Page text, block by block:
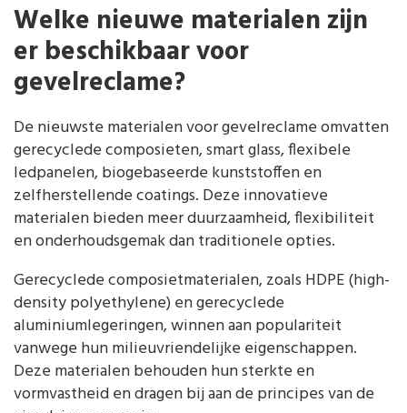
Welke nieuwe materialen zijn
er beschikbaar voor
gevelreclame?
De nieuwste materialen voor gevelreclame omvatten
gerecyclede composieten, smart glass, flexibele
ledpanelen, biogebaseerde kunststoffen en
zelfherstellende coatings. Deze innovatieve
materialen bieden meer duurzaamheid, flexibiliteit
en onderhoudsgemak dan traditionele opties.
Gerecyclede composietmaterialen, zoals HDPE (high-
density polyethylene) en gerecyclede
aluminiumlegeringen, winnen aan populariteit
vanwege hun milieuvriendelijke eigenschappen.
Deze materialen behouden hun sterkte en
vormvastheid en dragen bij aan de principes van de